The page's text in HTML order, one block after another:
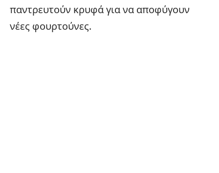
παντρευτούν κρυφά για να αποφύγουν
νέες φουρτούνες.